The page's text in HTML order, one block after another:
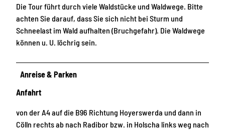
Die Tour führt durch viele Waldstücke und Waldwege. Bitte
achten Sie darauf, dass Sie sich nicht bei Sturm und
Schneelast im Wald aufhalten (Bruchgefahr). Die Waldwege
können u. U. löchrig sein.
Anreise & Parken
Anfahrt
von der A4 auf die B96 Richtung Hoyerswerda und dann in
Cölln rechts ab nach Radibor bzw. in Holscha links weg nach